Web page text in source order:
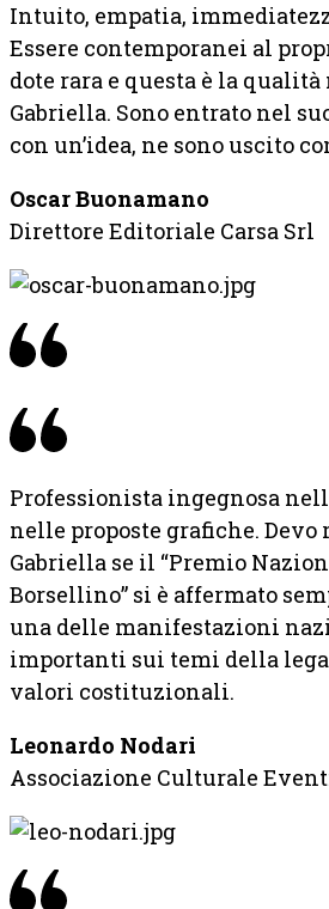
Intuito, empatia,
Essere contemporanei al
dote rara e questa è la
Gabriella. Sono entrato nel
con un’idea, ne sono uscito
Oscar Buonamano
Direttore Editoriale Carsa Srl
Professionista ingegnosa
nelle proposte grafiche.
Gabriella se il “Premio
Borsellino” si è affermato
una delle manifestazioni
importanti sui temi della
valori costituzionali.
Leonardo Nodari
Associazione Culturale